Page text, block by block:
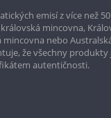
emisí z více než
mincovna,
nebo
že všechny
autentičnosti.